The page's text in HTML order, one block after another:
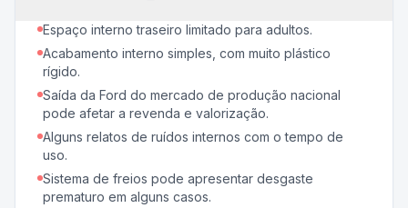
Espaço interno traseiro limitado para adultos.
Acabamento interno simples, com muito plástico
rígido.
Saída da Ford do mercado de produção nacional
pode afetar a revenda e valorização.
Alguns relatos de ruídos internos com o tempo de
uso.
Sistema de freios pode apresentar desgaste
prematuro em alguns casos.